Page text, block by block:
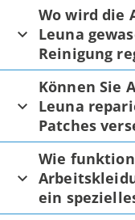
Wo wird die
Leuna
Reinigung
Können Sie
Leuna
Patches
Wie
ein